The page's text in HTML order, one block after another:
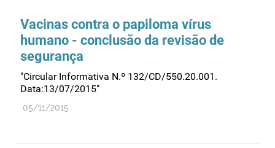
Vacinas contra o papiloma vírus
humano - conclusão da revisão de
segurança
"Circular Informativa N.º 132/CD/550.20.001.
Data:13/07/2015"
05/11/2015